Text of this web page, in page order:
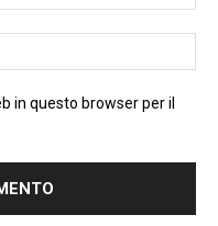
in questo browser per il